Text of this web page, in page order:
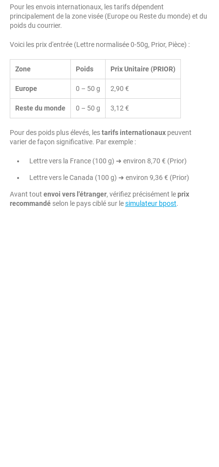
Pour les envois internationaux, les tarifs dépendent
principalement de la zone visée (Europe ou Reste du monde) et du
poids du courrier.
Voici les prix d'entrée (Lettre normalisée 0-50g, Prior, Pièce) :
Zone Poids Prix Unitaire (PRIOR)
Europe 0 – 50 g 2,90 €
Reste du monde 0 – 50 g 3,12 €
Pour des poids plus élevés, lestarifs internationaux peuvent
varier de façon significative. Par exemple :
Lettre vers la France (100 g) ➜ environ 8,70 € (Prior)
Lettre vers le Canada (100 g) ➜ environ 9,36 € (Prior)
Avant tout envoi vers l'étranger, vérifiez précisément leprix
recommandé selon le pays ciblé sur lesimulateur bpost.